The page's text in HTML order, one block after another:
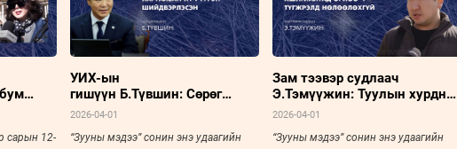
нь
сарын 12-
УИХ-ын
гишүүн Б.Түвшин: Сөрөг
хүчний саналыг үл харгалзан
2026-04-01
“Зууны мэдээ” сонин энэ удаагийн
Зам тээвэр судлаач
Э.Тэмүүжин: Туулын хурдны
зам ашиглалтад орлоо ч
2026-04-01
“Зууны мэдээ” сонин энэ удаагийн